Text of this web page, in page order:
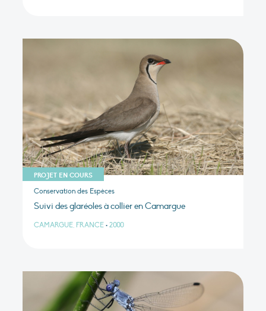
PROJET EN COURS
Conservation des Espèces
Suivi des glaréoles à collier en Camargue
CAMARGUE, FRANCE • 2000